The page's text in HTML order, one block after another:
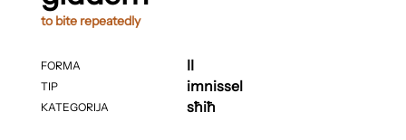
to bite repeatedly
FORMA
TIP
KATEGORIJA
II
imnissel
sħiħ